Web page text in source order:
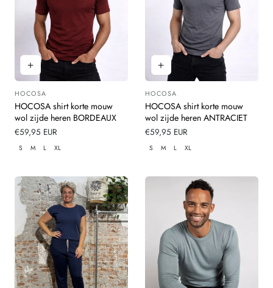
Leverancier:
HOCOSA
HOCOSA shirt korte mouw
wol zijde heren BORDEAUX
Normale
prijs
€59,95 EUR
S M L XL
Leverancier:
HOCOSA
HOCOSA shirt korte mouw
wol zijde heren ANTRACIET
Normale
prijs
€59,95 EUR
S M L XL